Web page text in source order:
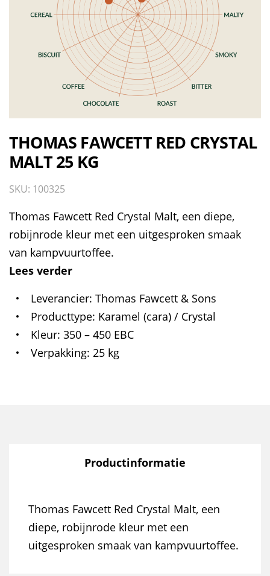
THOMAS FAWCETT RED CRYSTAL
MALT 25 KG
SKU: 100325
Thomas Fawcett Red Crystal Malt, een diepe,
robijnrode kleur met een uitgesproken smaak
van kampvuurtoffee.
Lees verder
Leverancier Thomas Fawcett & Sons
Producttype Karamel (cara) / Crystal
Kleur 350 – 450 EBC
Verpakking 25 kg
Productinformatie
Thomas Fawcett Red Crystal Malt, een
diepe, robijnrode kleur met een
uitgesproken smaak van kampvuurtoffee.